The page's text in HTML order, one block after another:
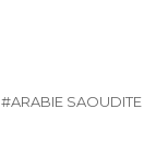
#ARABIE SAOUDITE